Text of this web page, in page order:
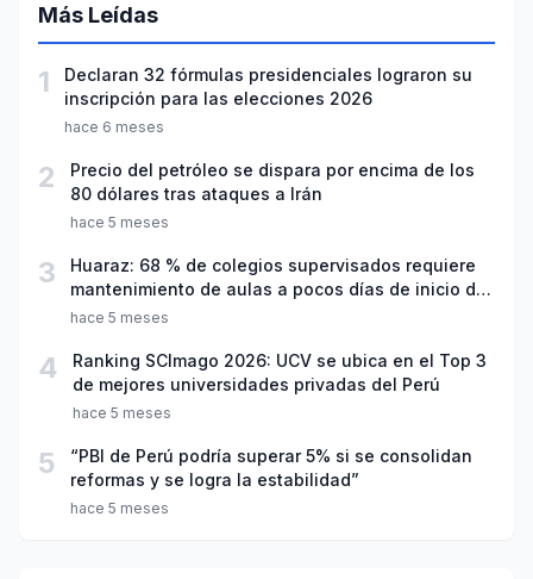
Más Leídas
1
Declaran 32 fórmulas presidenciales lograron su
inscripción para las elecciones 2026
hace 6 meses
2
Precio del petróleo se dispara por encima de los
80 dólares tras ataques a Irán
hace 5 meses
3
Huaraz: 68 % de colegios supervisados requiere
mantenimiento de aulas a pocos días de inicio del
año escolar 2026
hace 5 meses
4
Ranking SCImago 2026: UCV se ubica en el Top 3
de mejores universidades privadas del Perú
hace 5 meses
5
“PBI de Perú podría superar 5% si se consolidan
reformas y se logra la estabilidad”
hace 5 meses